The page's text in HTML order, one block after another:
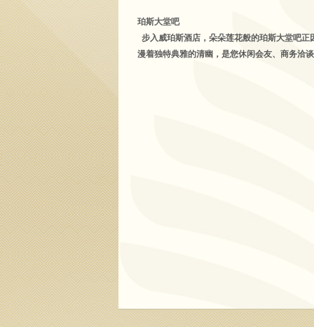
珀斯大堂吧
步入威珀斯酒店，朵朵莲花般的珀斯大堂吧
漫着独特典雅的清幽，是您休闲会友、商务洽